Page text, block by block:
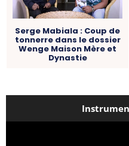
Serge Mabiala : Coup de
tonnerre dans le dossier
Wenge Maison Mère et
Dynastie